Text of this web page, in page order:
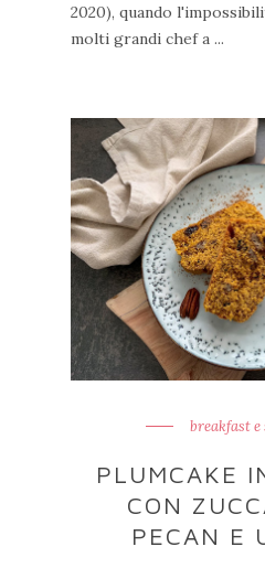
2020), quando
molti grandi chef a ...
breakfast e
PLUMCAKE
CON
PECAN E